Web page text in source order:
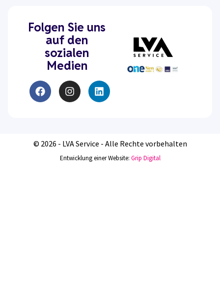
Folgen Sie uns
auf den
sozialen
Medien
© 2026 - LVA Service - Alle Rechte vorbehalten
Entwicklung einer Website: Grip Digital